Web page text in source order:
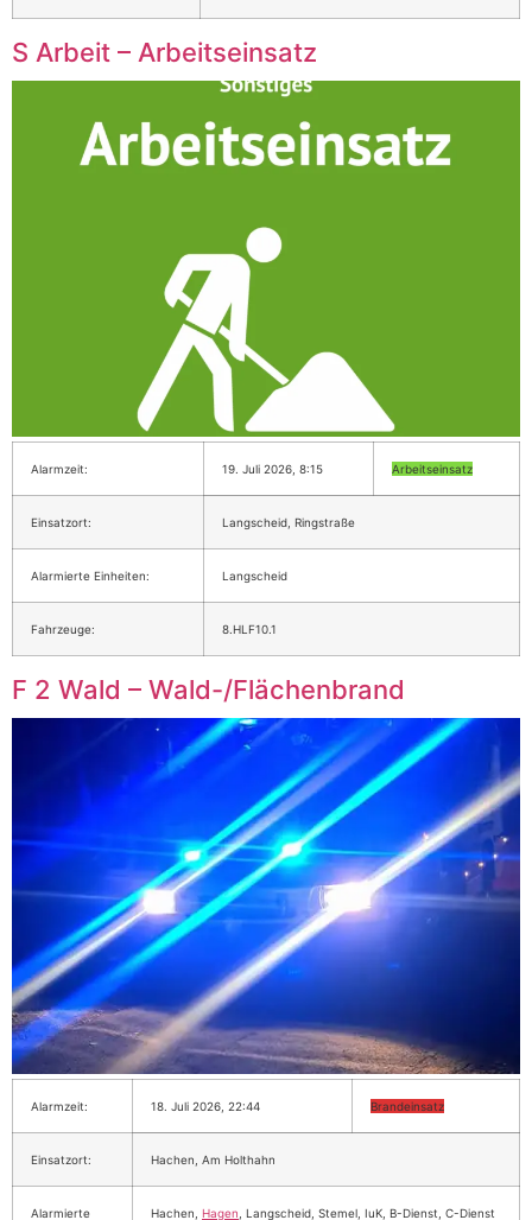
S Arbeit – Arbeitseinsatz
Alarmzeit: 19. Juli 2026, 8:15 Arbeitseinsatz
Einsatzort: Langscheid, Ringstraße
Alarmierte Einheiten: Langscheid
Fahrzeuge: 8.HLF10.1
F 2 Wald – Wald-/Flächenbrand
Alarmzeit: 18. Juli 2026, 22:44 Brandeinsatz
Einsatzort: Hachen, Am Holthahn
Alarmierte Hachen, Hagen , Langscheid, Stemel, IuK, B-Dienst, C-Dienst